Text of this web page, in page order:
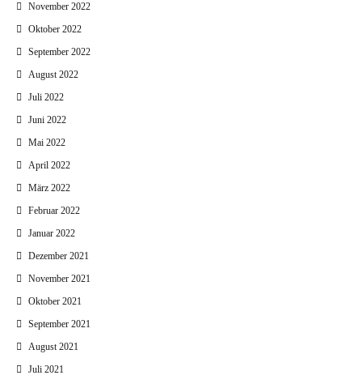
November 2022
Oktober 2022
September 2022
August 2022
Juli 2022
Juni 2022
Mai 2022
April 2022
März 2022
Februar 2022
Januar 2022
Dezember 2021
November 2021
Oktober 2021
September 2021
August 2021
Juli 2021